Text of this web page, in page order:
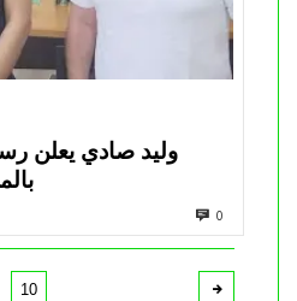
وليد صادي يعلن
0
10